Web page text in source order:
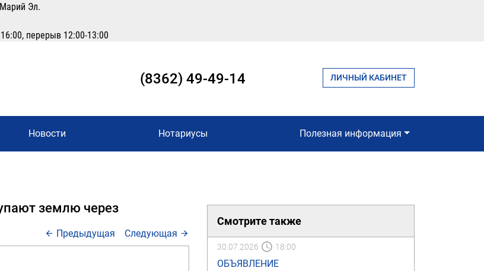
Эл.
перерыв 12:00-13:00
(8362) 49-49-14 ЛИЧНЫЙ КАБИНЕТ
Новости Нотариусы Полезная информация
землю через
Следующая
Предыдущая
Смотрите также
30.07.2026 18:00
ОБЪЯВЛЕНИЕ